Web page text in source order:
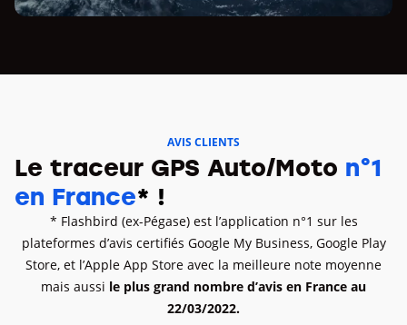
AVIS CLIENTS
Le traceur GPS Auto/Moto n°1
en France* !
* Flashbird (ex-Pégase) est l’application n°1 sur les
plateformes d’avis certifiés Google My Business, Google Play
Store, et l’Apple App Store avec la meilleure note moyenne
mais aussi le plus grand nombre d’avis en France au
22/03/2022.